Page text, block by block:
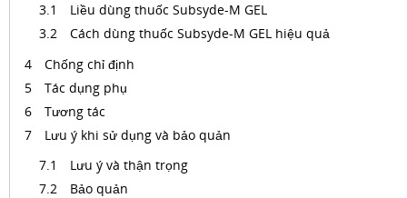
Liều dùng thuốc Subsyde-M GEL
Cách dùng thuốc Subsyde-M GEL hiệu quả
Chống chỉ định
Tác dụng phụ
Tương tác
Lưu ý khi sử dụng và bảo quản
Lưu ý và thận trọng
Bảo quản